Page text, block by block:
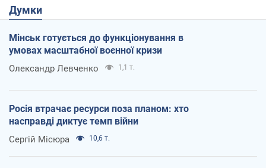
Думки
Мінськ готується до функціонування в
умовах масштабної воєнної кризи
Олександр Левченко 1,1 т.
Росія втрачає ресурси поза планом: хто
насправді диктує темп війни
Сергій Місюра 10,6 т.